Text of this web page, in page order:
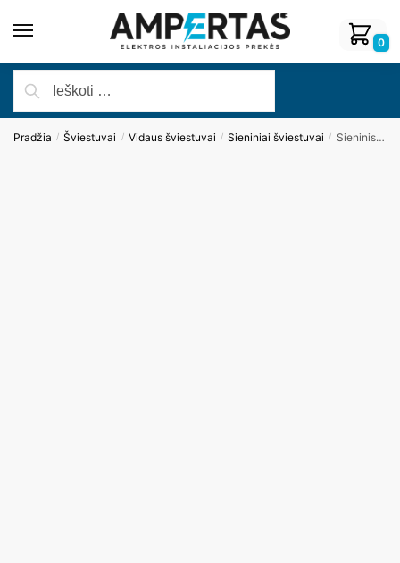
0
Pradžia / Šviestuvai / Vidaus šviestuvai / Sieniniai šviestuvai / Sieninis šviestuvas PUZZLE W0299